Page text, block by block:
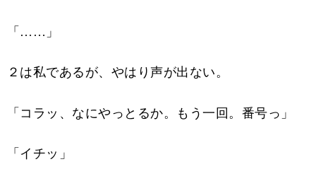
「……」
２は私であるが、やはり声が出ない。
「コラッ、なにやっとるか。もう一回。番号っ」
「イチッ」